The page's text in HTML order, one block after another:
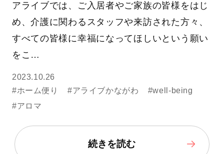
アライブでは、ご入居者やご家族の皆様をはじ
め、介護に関わるスタッフや来訪された方々、
すべての皆様に幸福になってほしいという願い
をこ…
2023.10.26
#ホーム便り
#アライブかながわ
#well-being
#アロマ
続きを読む